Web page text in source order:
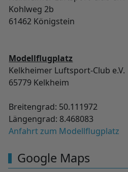
Kohlweg 2b
61462 Königstein
Modellflugplatz
Kelkheimer Luftsport-Club e.V.
65779 Kelkheim
Breitengrad: 50.111972
Längengrad: 8.468083
Anfahrt zum Modellflugplatz
Google Maps